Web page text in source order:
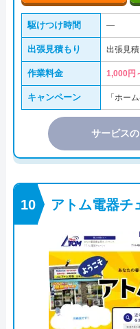
駆けつけ時間 ―
出張見積もり 出張見
作業料金 1,000円
キャンペーン 「ホー
サービス
アトム電器チ